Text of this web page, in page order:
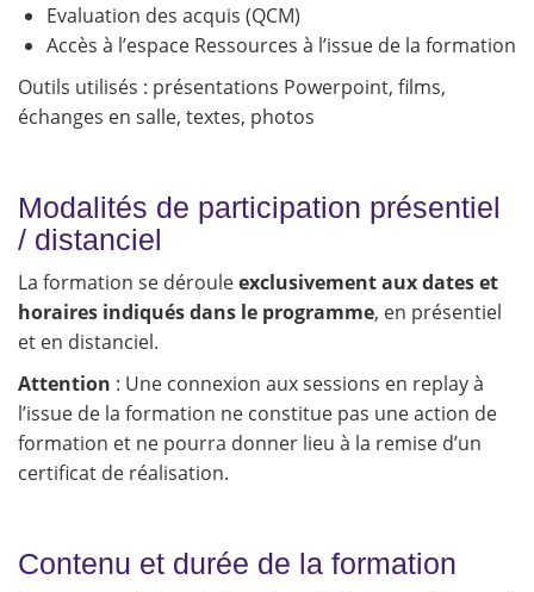
Evaluation des acquis (QCM)
Accès à l’espace Ressources à l’issue de la formation
Outils utilisés : présentations Powerpoint, films,
échanges en salle, textes, photos
Modalités de participation présentiel
/ distanciel
La formation se dérouleexclusivement aux dates et
horaires indiqués dans le programme, en présentiel
et en distanciel.
Attention : Une connexion aux sessions en replay à
l’issue de la formation ne constitue pas une action de
formation et ne pourra donner lieu à la remise d’un
certificat de réalisation.
Contenu et durée de la formation